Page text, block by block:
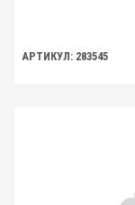
АРТИКУЛ: 283545